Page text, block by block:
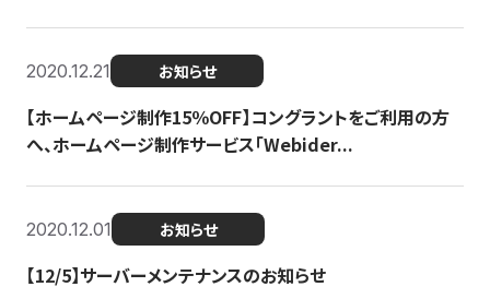
2020.12.21 お知らせ
【ホームページ制作15％OFF】コングラントをご利用の方
へ、ホームページ制作サービス「Webider...
2020.12.01 お知らせ
【12/5】サーバーメンテナンスのお知らせ